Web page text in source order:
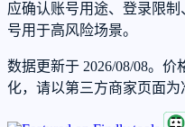
应确认账号用途、登录限
号用于高风险场景。
数据更新于 2026/08/08。
化，请以第三方商家页面为